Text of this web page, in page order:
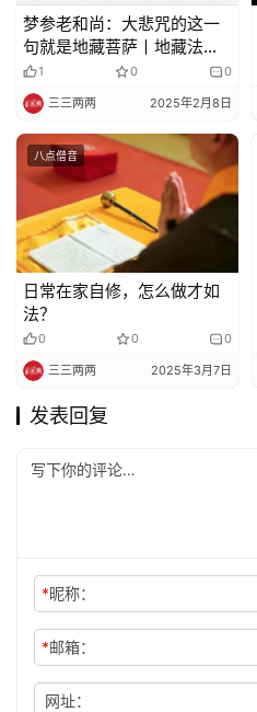
梦参老和尚：大悲咒的这一
句就是地藏菩萨丨地藏法门
广摄十法界
1 0 0
三三两两 2025年2月8日
八点僧音
日常在家自修，怎么做才如
法？
0 0 0
三三两两 2025年3月7日
发表回复
*昵称：
*邮箱：
网址：